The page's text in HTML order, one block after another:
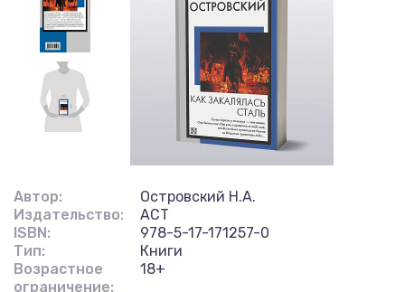
Автор:
Островский Н.А.
Издательство:
АСТ
ISBN:
978-5-17-171257-0
Тип:
Книги
Возрастное
ограничение:
18+